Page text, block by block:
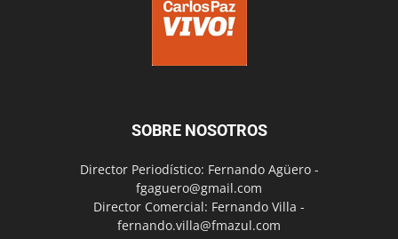
SOBRE NOSOTROS
Director Periodístico: Fernando Agüero -
fgaguero@gmail.com
Director Comercial: Fernando Villa -
fernando.villa@fmazul.com